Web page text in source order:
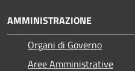
AMMINISTRAZIONE
Organi di Governo
Aree Amministrative